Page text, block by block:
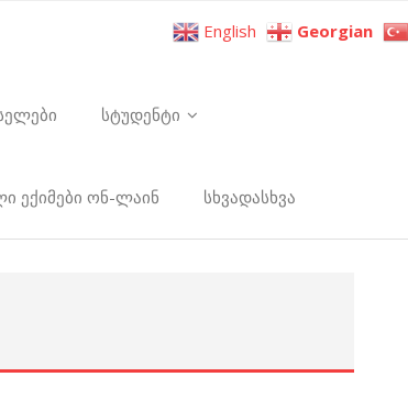
სტუდენტი
ექიმები ონ-ლაინ სხვადასხვა
English Georgian